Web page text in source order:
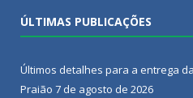
ÚLTIMAS PUBLICAÇÕES
Últimos detalhes para a entrega
Praião 7 de agosto de 2026